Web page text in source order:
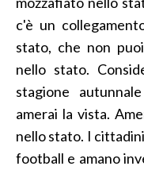
c'è un
stato, che non
nello stato.
stagione
amerai la vista.
nello stato. I
football e amano